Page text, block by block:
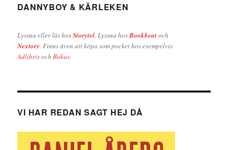
DANNYBOY & KÄRLEKEN
Lyssna eller läs hosStorytel. Lyssna hosBookbeatoch
Nextory. Finns även att köpa som pocket hos exempelvis
Adlibrisoch Bokus.
VI HAR REDAN SAGT HEJ DÅ